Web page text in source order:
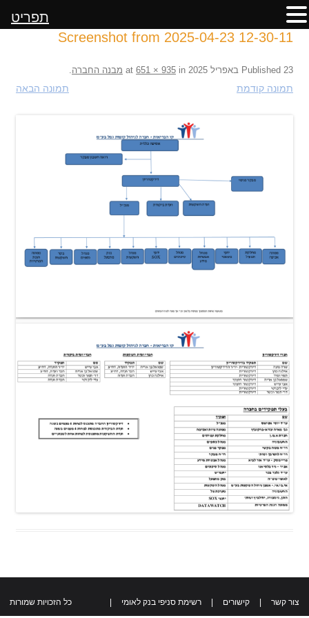
Screenshot from 2025-04-23 12-30-11
Published 23 באפריל 2025 651 × 935 in מבנה החברה.
תמונה קודמת תמונה הבאה
צור קשר קישורים רשימת סניפי בנק לאומי כל הזכויות שמורות
תפריט